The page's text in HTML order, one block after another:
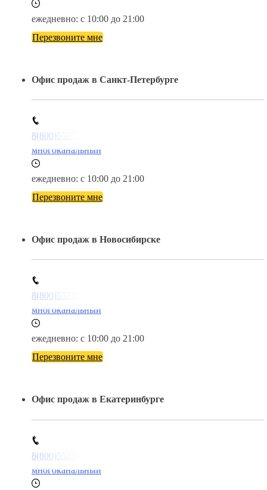
ежедневно: с 10:00 до 21:00
Перезвоните мне
Офис продаж в Санкт-Петербурге
8(800)5527584
многоканальный
ежедневно: с 10:00 до 21:00
Перезвоните мне
Офис продаж в Новосибирске
8(800)5527584
многоканальный
ежедневно: с 10:00 до 21:00
Перезвоните мне
Офис продаж в Екатеринбурге
8(800)5527584
многоканальный